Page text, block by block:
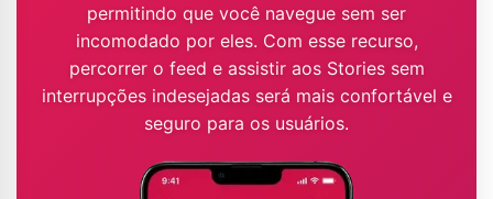
permitindo que você navegue sem ser
incomodado por eles. Com esse recurso,
percorrer o feed e assistir aos Stories sem
interrupções indesejadas será mais confortável e
seguro para os usuários.